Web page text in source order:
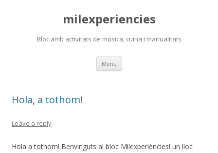
milexperiencies
Bloc amb activitats de música, cuina i manualitats
Menu Skip
content
Hola, a tothom!
Leave a reply
Hola a tothom! Benvinguts al bloc Milexperiències! un lloc